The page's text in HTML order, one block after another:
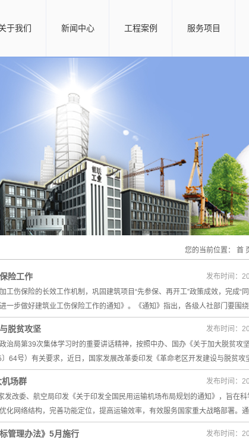
于我们 新闻中心 工程案例 服务项目
您的当前位置： 首
险工作
工伤保险的长效工作机制，巩固建筑项目“先参保、再开工”政策成效，完成“同
一步做好建筑业工伤保险工作的通知》。《通知》指出，各级人社部门要围
发布时间：
脱贫攻坚
治局第39次集体学习时的重要讲话精神，按照中办、国办《关于加大脱贫攻
64号）有关要求，近日，国家发展改革委印发《革命老区开发建设与脱贫攻
发布时间：
场群
改委、航空局印发《关于印发全国民用运输机场布局规划的通知》，旨在科
化网络结构，完善功能定位，提高运输效率，有效服务国家重大战略部署。
发布时间：
管理办法》5月施行 发布时间：